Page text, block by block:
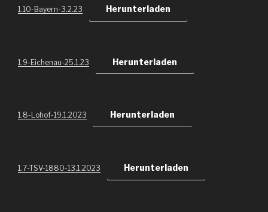
1.10-Bayern-3.2.23 Herunterladen
1.9-Eichenau-25.1.23 Herunterladen
1.8-Lohof-19.1.2023 Herunterladen
1.7-TSV-1880-13.1.2023 Herunterladen